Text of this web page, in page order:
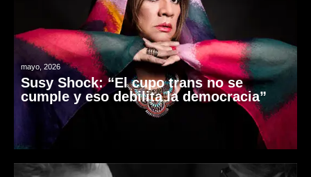
mayo, 2026
Susy Shock: “El cupo trans no se
cumple y eso debilita la democracia”